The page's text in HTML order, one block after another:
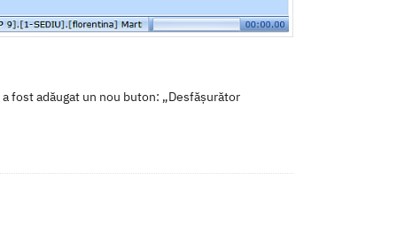
fost adăugat un nou buton: „Desfășurător